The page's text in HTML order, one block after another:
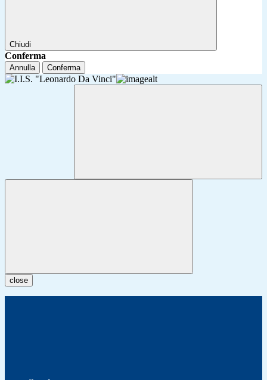
Chiudi
Conferma
Annulla Conferma
close